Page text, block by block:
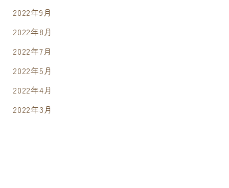
2022年9月
2022年8月
2022年7月
2022年5月
2022年4月
2022年3月